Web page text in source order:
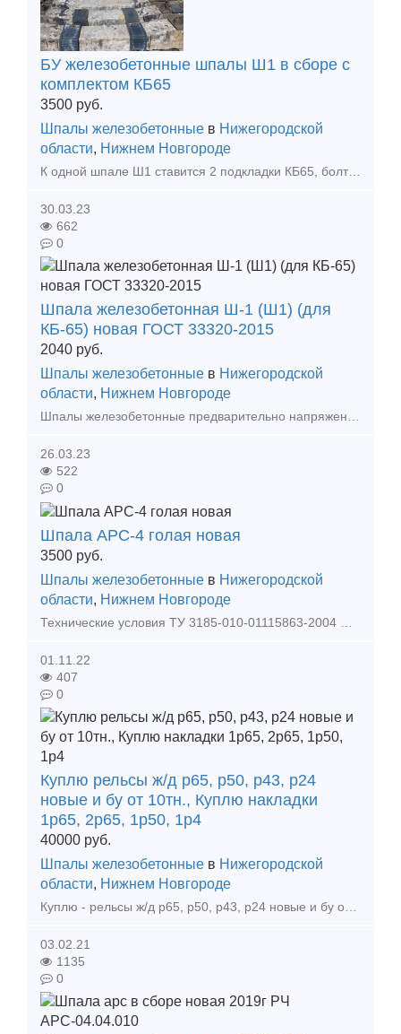
БУ железобетонные шпалы Ш1 в сборе с
комплектом КБ65
3500 руб.
Шпалы железобетонные в Нижегородской
области, Нижнем Новгороде
30.03.23
662
0
Шпала железобетонная Ш-1 (Ш1) (для
КБ-65) новая ГОСТ 33320-2015
2040 руб.
Шпалы железобетонные в Нижегородской
области, Нижнем Новгороде
26.03.23
522
0
Шпала АРС-4 голая новая
3500 руб.
Шпалы железобетонные в Нижегородской
области, Нижнем Новгороде
01.11.22
407
0
Куплю рельсы ж/д р65, р50, р43, р24
новые и бу от 10тн., Куплю накладки
1р65, 2р65, 1р50, 1р4
40000 руб.
Шпалы железобетонные в Нижегородской
области, Нижнем Новгороде
03.02.21
1135
0